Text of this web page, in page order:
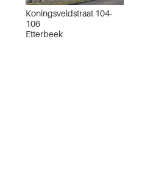
Koningsveldstraat 104-
106
Etterbeek